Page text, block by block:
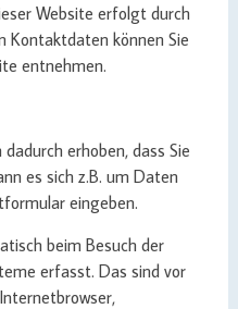
Website erfolgt durch
Kontaktdaten können Sie
entnehmen.
erhoben, dass Sie
es sich z.B. um Daten
eingeben.
beim Besuch der
erfasst. Das sind vor